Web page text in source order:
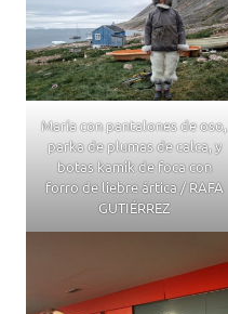
María con pantalones de oso,
parka de plumas de calca, y
botas kamik de foca con
forro de liebre ártica / RAFA
GUTIÉRREZ